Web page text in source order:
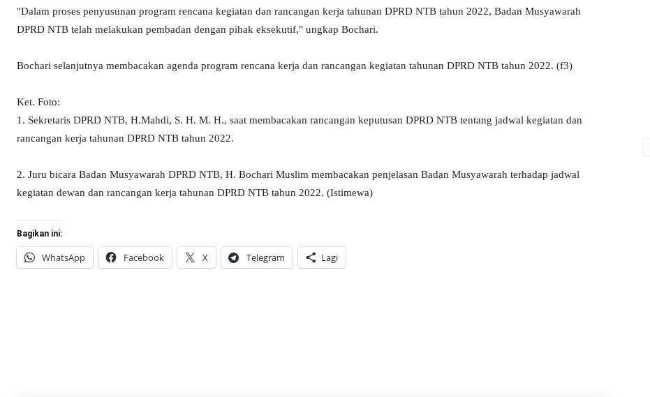
"Dalam proses penyusunan program rencana kegiatan dan rancangan kerja tahunan DPRD NTB tahun 2022, Badan Musyawarah
DPRD NTB telah melakukan pembadan dengan pihak eksekutif," ungkap Bochari.
Bochari selanjutnya membacakan agenda program rencana kerja dan rancangan kegiatan tahunan DPRD NTB tahun 2022. (f3)
Ket. Foto:
1. Sekretaris DPRD NTB, H.Mahdi, S. H. M. H., saat membacakan rancangan keputusan DPRD NTB tentang jadwal kegiatan dan
rancangan kerja tahunan DPRD NTB tahun 2022.
2. Juru bicara Badan Musyawarah DPRD NTB, H. Bochari Muslim membacakan penjelasan Badan Musyawarah terhadap jadwal
kegiatan dewan dan rancangan kerja tahunan DPRD NTB tahun 2022. (Istimewa)
Bagikan ini:
WhatsApp Facebook X Telegram Lagi